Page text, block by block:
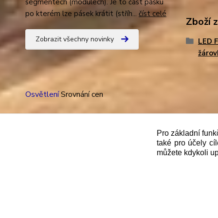
segmentech (modulech). Je to část pásku
po kterém lze pásek krátit (stříh... číst celé
Zobrazit všechny novinky
OsvětleníSrovnání cen
Zboží
LED
zákona č. 112/mmmmm2016 Sb. o
správce daně online; v případě technického
Pro základní
také pro účely
můžete kdykoli